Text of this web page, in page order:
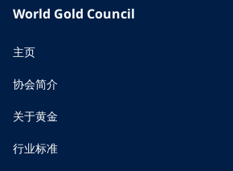
World Gold Council
主页
协会简介
关于黄金
行业标准